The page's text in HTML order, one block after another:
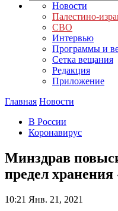
Новости
Палестино-
СВО
Интервью
Программы и
Сетка вещания
Редакция
Приложение
Главная Новости
В России
Коронавирус
Минздрав
предел
10:21 Янв. 21, 2021